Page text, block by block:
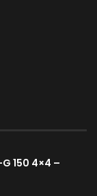
150 4×4 –